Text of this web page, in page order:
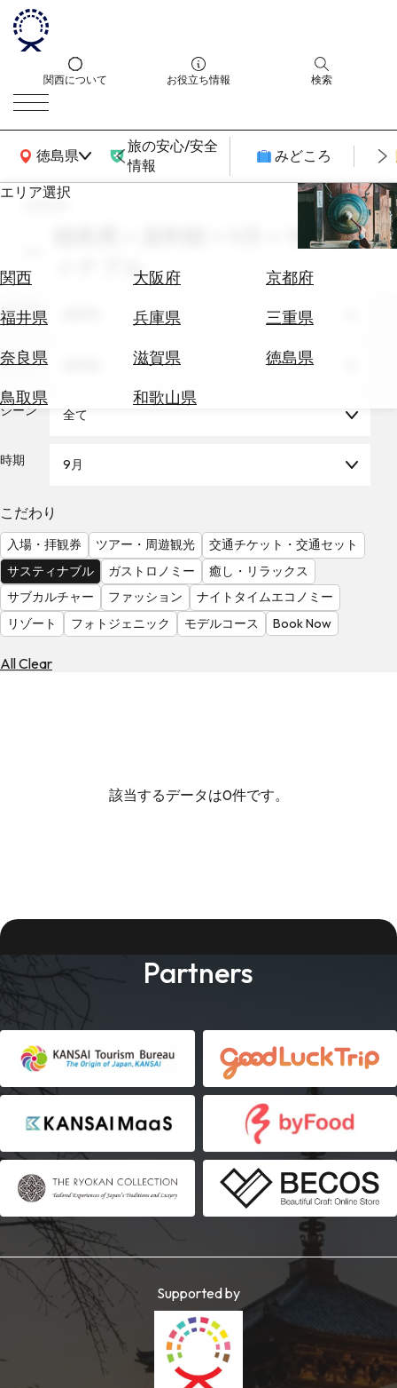
関西について お役立ち情報 検索
徳島県
関西広域MAP
旅の安心/安全
情報
みどころ
エリア選択
関西 大阪府
京都府
福井県
兵庫県
三重県
奈良県
滋賀県
徳島県
鳥取県
和歌山県
エ
券
テ
を
る
気
を
見
る
search
徳島県 × 資料館 × 9月 × サステ
ィナブル
エリア
テーマ
シーン 全て
時期 9月
こだわり
入場・拝観券 ツアー・周遊観光
交通チケット・交通セット
サスティナブル
ガストロノミー
癒し・リラックス
サブカルチャー
ファッション
ナイトタイムエコノミー
リゾート
フォトジェニック モデルコース Book Now
All Clear
該当するデータは0件です。
Partners
Supported by